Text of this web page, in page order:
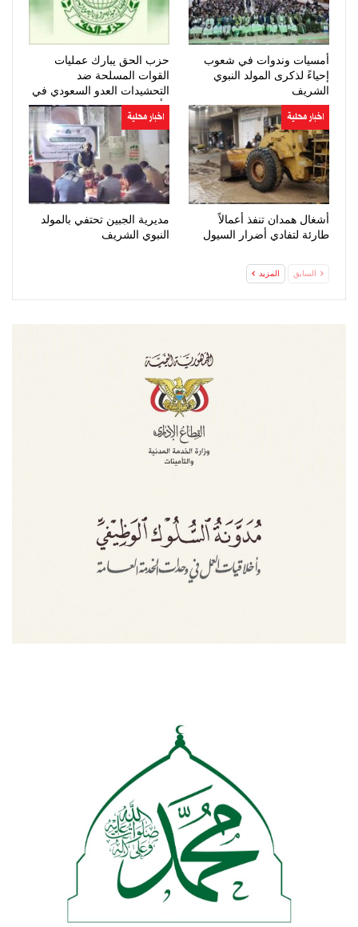
أمسيات وندوات في شعوب
إحياءً لذكرى المولد النبوي
الشريف
حزب الحق يبارك عمليات
القوات المسلحة ضد
التحشيدات العدو السعودي في
مأرب وحضرموت
اخبار محلية
أشغال همدان تنفذ أعمالاً
طارئة لتفادي أضرار السيول
اخبار محلية
مديرية الجبين تحتفي بالمولد
النبوي الشريف
السابق المزيد